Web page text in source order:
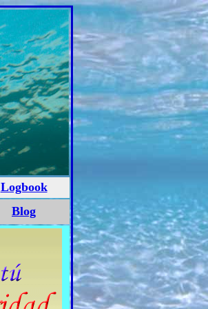
Logbook
Blog